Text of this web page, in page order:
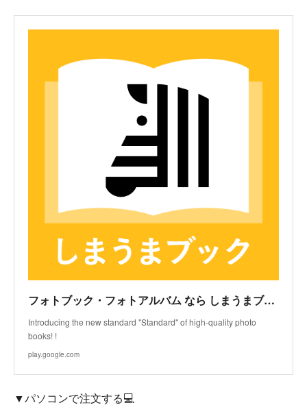
フォトブック・フォトアルバム なら しまうまブック - Apps on Google Play
Introducing the new standard "Standard" of high-quality photo
books! !
play.google.com
▼パソコンで注文する💻